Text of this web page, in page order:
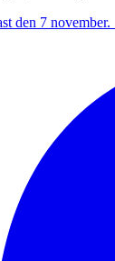
den 7 november.